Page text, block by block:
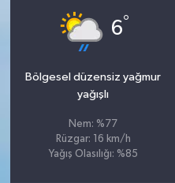
6°
Bölgesel düzensiz yağmur
yağışlı
Nem: %77
Rüzgar: 16 km/h
Yağış Olasılığı: %85